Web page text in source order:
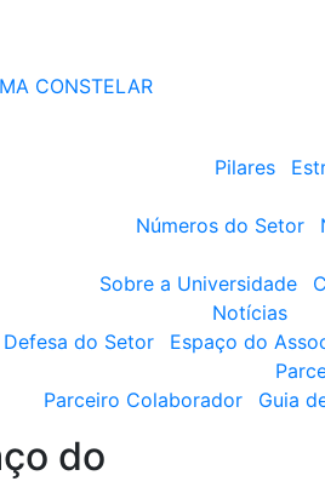
CONSTELAR
Pilares
Números do Setor
Sobre a Universidade
Notícias
Defesa do Setor
Espaço do
Parceiro Colaborador
Guia
do